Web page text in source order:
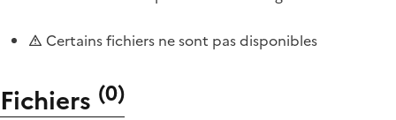
Certains fichiers ne sont pas disponibles
Fichiers (0)